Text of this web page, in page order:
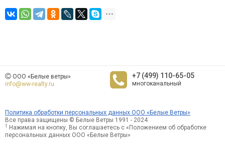
ООО «Белые ветры»
info@ww-realty.ru
+7 (499) 110-65-05
многоканальный
Политика обработки персональных данных ООО «Белые Ветры»
Все права защищены © Белые Ветры 1991 - 2024
1
Нажимая на кнопку, Вы соглашаетесь с «Положением об обработке
персональных данных ООО «Белые Ветры»